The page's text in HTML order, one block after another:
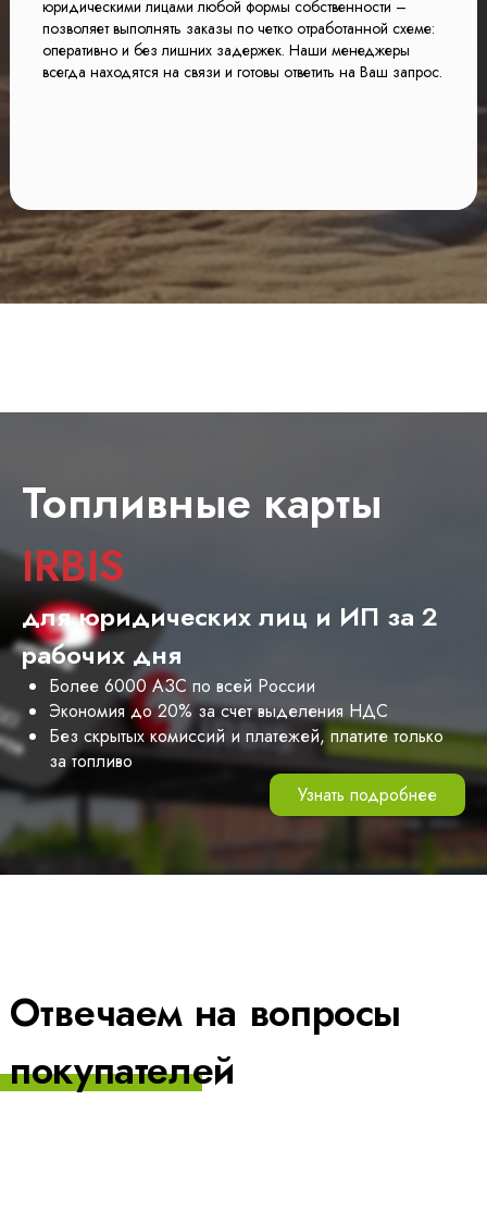
юридическими лицами любой формы собственности –
позволяет выполнять заказы по четко отработанной схеме:
оперативно и без лишних задержек. Наши менеджеры
всегда находятся на связи и готовы ответить на Ваш запрос.
Топливные карты
IRBIS
для юридических лиц и ИП за 2
рабочих дня
Более 6000 АЗС по всей России
Экономия до 20% за счет выделения НДС
Без скрытых комиссий и платежей, платите только
за топливо
Узнать подробнее
Отвечаем на вопросы
покупателей